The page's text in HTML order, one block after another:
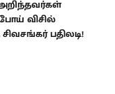
விசில்
பதிலடி!